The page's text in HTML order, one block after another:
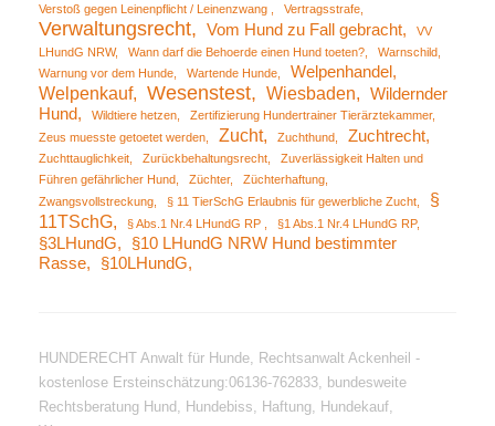
Verstoß gegen Leinenpflicht / Leinenzwang
Vertragsstrafe
Verwaltungsrecht Vom Hund zu Fall gebracht
VV
LHundG NRW
Wann darf die Behoerde einen Hund toeten?
Warnschild
Warnung vor dem Hunde
Wartende Hunde Welpenhandel
Welpenkauf Wesenstest Wiesbaden
Wildernder
Hund
Wildtiere hetzen
Zertifizierung Hundertrainer Tierärztekammer
Zeus muesste getoetet werden
Zucht Zuchthund Zuchtrecht
Zuchttauglichkeit Zurückbehaltungsrecht
Zuverlässigkeit Halten und
Führen gefährlicher Hund
Züchter
Züchterhaftung
Zwangsvollstreckung
§ 11 TierSchG Erlaubnis für gewerbliche Zucht
§
11TSchG
§ Abs.1 Nr.4 LHundG RP §1 Abs.1 Nr.4 LHundG RP
§3LHundG
§10 LHundG NRW Hund bestimmter
Rasse
§10LHundG
HUNDERECHT Anwalt für Hunde, Rechtsanwalt Ackenheil -
kostenlose Ersteinschätzung:06136-762833, bundesweite
Rechtsberatung Hund, Hundebiss, Haftung, Hundekauf,